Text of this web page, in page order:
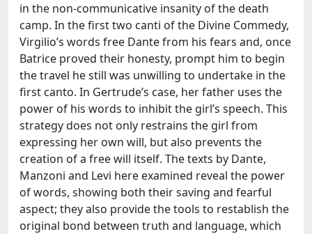
in the non-communicative insanity of the death
camp. In the first two canti of the Divine Commedy,
Virgilio’s words free Dante from his fears and, once
Batrice proved their honesty, prompt him to begin
the travel he still was unwilling to undertake in the
first canto. In Gertrude’s case, her father uses the
power of his words to inhibit the girl’s speech. This
strategy does not only restrains the girl from
expressing her own will, but also prevents the
creation of a free will itself. The texts by Dante,
Manzoni and Levi here examined reveal the power
of words, showing both their saving and fearful
aspect; they also provide the tools to restablish the
original bond between truth and language, which